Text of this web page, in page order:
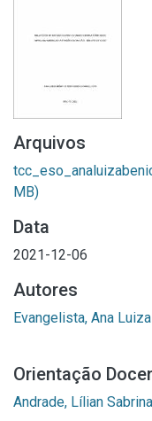
Arquivos
MB)
Data
2021-12-06
Autores
Evangelista, Ana
Orientação
Andrade, Lílian